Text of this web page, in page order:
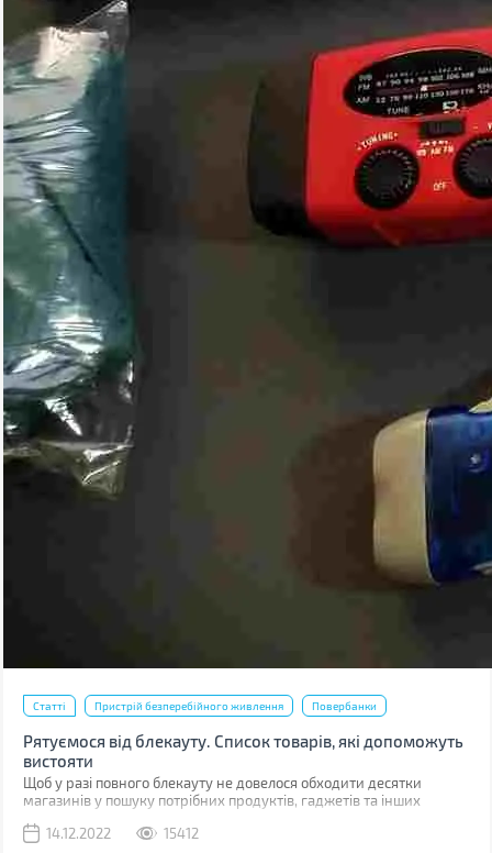
Статті Пристрій безперебійного живлення Повербанки
Рятуємося від блекауту. Список товарів, які допоможуть
вистояти
Щоб у разі повного блекауту не довелося обходити десятки
магазинів у пошуку потрібних продуктів, гаджетів та інших
список, куди увійшли як товари першої необхідності, так і корисні
14.12.2022 15412